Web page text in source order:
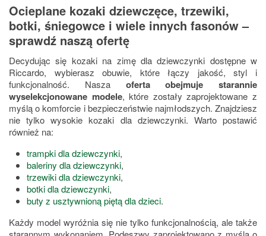
Ocieplane kozaki dziewczęce, trzewiki,
botki, śniegowce i wiele innych fasonów –
sprawdź naszą ofertę
Decydując się kozaki na zimę dla dziewczynki dostępne w
Riccardo, wybierasz obuwie, które łączy jakość, styl i
funkcjonalność. Nasza oferta obejmuje starannie
wyselekcjonowane modele, które zostały zaprojektowane z
myślą o komforcie i bezpieczeństwie najmłodszych. Znajdziesz
nie tylko wysokie kozaki dla dziewczynki. Warto postawić
również na:
trampki dla dziewczynki,
baleriny dla dziewczynki,
trzewiki dla dziewczynki,
botki dla dziewczynki,
buty z usztywnioną piętą dla dzieci.
Każdy model wyróżnia się nie tylko funkcjonalnością, ale także